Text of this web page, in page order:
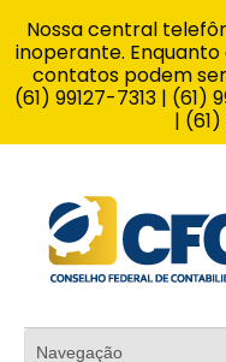
Nossa central
inoperante.
contatos podem
(61) 99127-7313 | (61)
|